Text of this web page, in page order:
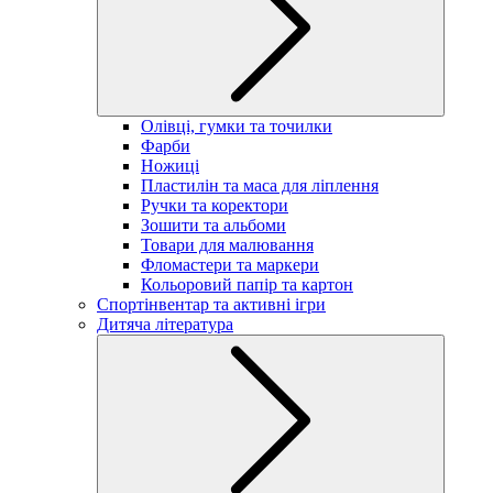
Олівці, гумки та точилки
Фарби
Ножиці
Пластилін та маса для ліплення
Ручки та коректори
Зошити та альбоми
Товари для малювання
Фломастери та маркери
Кольоровий папір та картон
Спортінвентар та активні ігри
Дитяча література